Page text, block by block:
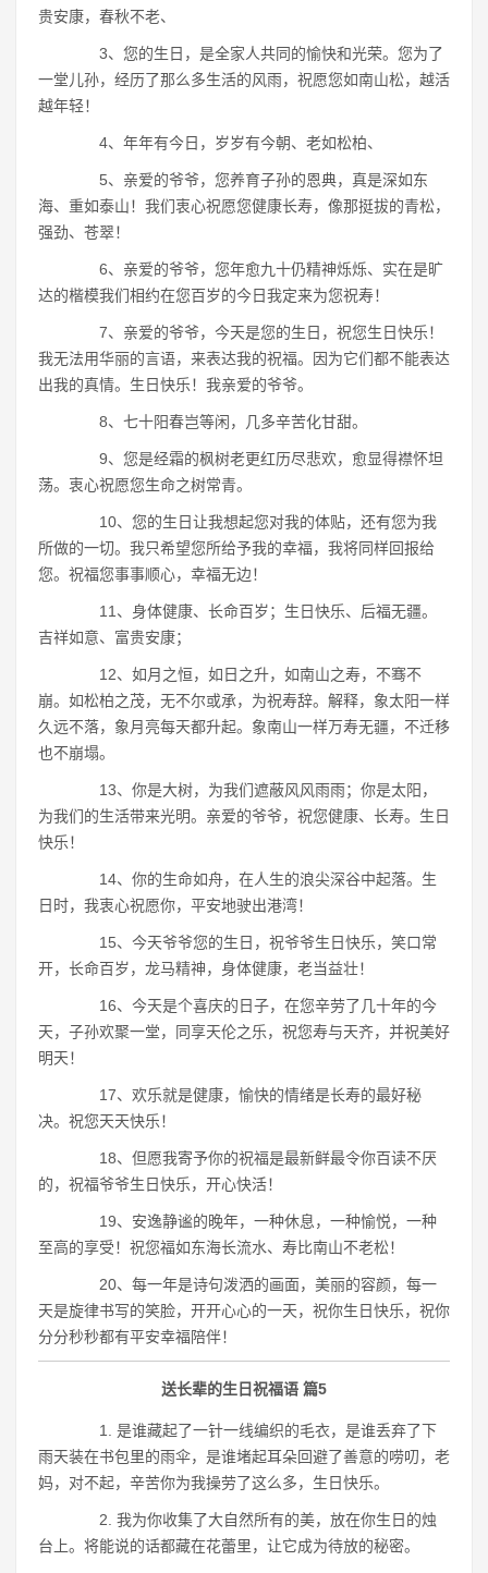
贵安康，春秋不老、
3、您的生日，是全家人共同的愉快和光荣。您为了
一堂儿孙，经历了那么多生活的风雨，祝愿您如南山松，越活
越年轻！
4、年年有今日，岁岁有今朝、老如松柏、
5、亲爱的爷爷，您养育子孙的恩典，真是深如东
海、重如泰山！我们衷心祝愿您健康长寿，像那挺拔的青松，
强劲、苍翠！
6、亲爱的爷爷，您年愈九十仍精神烁烁、实在是旷
达的楷模我们相约在您百岁的今日我定来为您祝寿！
7、亲爱的爷爷，今天是您的生日，祝您生日快乐！
我无法用华丽的言语，来表达我的祝福。因为它们都不能表达
出我的真情。生日快乐！我亲爱的爷爷。
8、七十阳春岂等闲，几多辛苦化甘甜。
9、您是经霜的枫树老更红历尽悲欢，愈显得襟怀坦
荡。衷心祝愿您生命之树常青。
10、您的生日让我想起您对我的体贴，还有您为我
所做的一切。我只希望您所给予我的幸福，我将同样回报给
您。祝福您事事顺心，幸福无边！
11、身体健康、长命百岁；生日快乐、后福无疆。
吉祥如意、富贵安康；
12、如月之恒，如日之升，如南山之寿，不骞不
崩。如松柏之茂，无不尔或承，为祝寿辞。解释，象太阳一样
久远不落，象月亮每天都升起。象南山一样万寿无疆，不迁移
也不崩塌。
13、你是大树，为我们遮蔽风风雨雨；你是太阳，
为我们的生活带来光明。亲爱的爷爷，祝您健康、长寿。生日
快乐！
14、你的生命如舟，在人生的浪尖深谷中起落。生
日时，我衷心祝愿你，平安地驶出港湾！
15、今天爷爷您的生日，祝爷爷生日快乐，笑口常
开，长命百岁，龙马精神，身体健康，老当益壮！
16、今天是个喜庆的日子，在您辛劳了几十年的今
天，子孙欢聚一堂，同享天伦之乐，祝您寿与天齐，并祝美好
明天！
17、欢乐就是健康，愉快的情绪是长寿的最好秘
决。祝您天天快乐！
18、但愿我寄予你的祝福是最新鲜最令你百读不厌
的，祝福爷爷生日快乐，开心快活！
19、安逸静谧的晚年，一种休息，一种愉悦，一种
至高的享受！祝您福如东海长流水、寿比南山不老松！
20、每一年是诗句泼洒的画面，美丽的容颜，每一
天是旋律书写的笑脸，开开心心的一天，祝你生日快乐，祝你
分分秒秒都有平安幸福陪伴！
送长辈的生日祝福语 篇5
1. 是谁藏起了一针一线编织的毛衣，是谁丢弃了下
雨天装在书包里的雨伞，是谁堵起耳朵回避了善意的唠叨，老
妈，对不起，辛苦你为我操劳了这么多，生日快乐。
2. 我为你收集了大自然所有的美，放在你生日的烛
台上。将能说的话都藏在花蕾里，让它成为待放的秘密。